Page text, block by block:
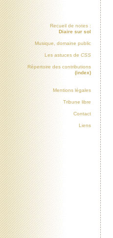
Recueil de notes :
Diaire sur sol
Musique, domaine public
Les astuces de CSS
Répertoire des contributions
(index)
Mentions légales
Tribune libre
Contact
Liens